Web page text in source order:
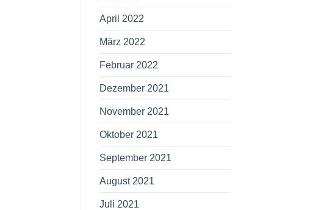
April 2022
März 2022
Februar 2022
Dezember 2021
November 2021
Oktober 2021
September 2021
August 2021
Juli 2021